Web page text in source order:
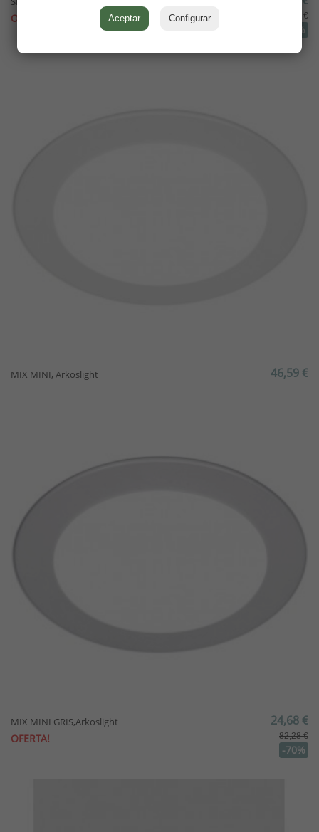
OFERTA! 233,53 €
-70%
MIX MINI, Arkoslight 46,59 €
MIX MINI GRIS,Arkoslight
OFERTA!
24,68 €
82,28 €
-70%
Aceptar Configurar